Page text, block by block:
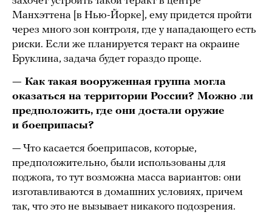
Манхэттена [в Нью-Йорке], ему придется пройти
через много зон контроля, где у нападающего есть
риски. Если же планируется теракт на окраине
Бруклина, задача будет гораздо проще.
— Как такая вооруженная группа могла
оказаться на территории России? Можно ли
предположить, где они достали оружие
и боеприпасы?
— Что касается боеприпасов, которые,
предположительно, были использованы для
поджога, то тут возможна масса вариантов: они
изготавливаются в домашних условиях, причем
так, что это не вызывает никакого подозрения.